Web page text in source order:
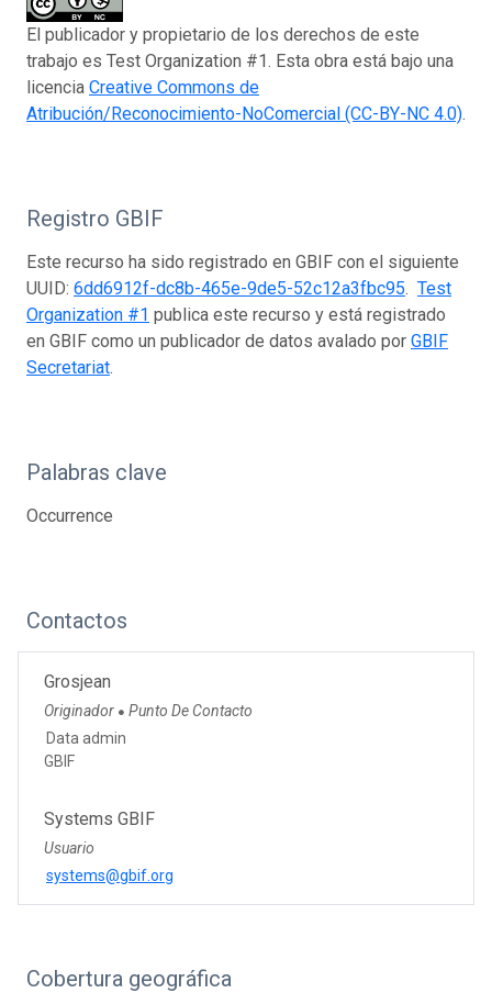
El publicador y propietario de los derechos de este
trabajo es Test Organization #1. Esta obra está bajo una
licencia Creative Commons de
Atribución/Reconocimiento-NoComercial (CC-BY-NC 4.0).
Registro GBIF
Este recurso ha sido registrado en GBIF con el siguiente
UUID: 6dd6912f-dc8b-465e-9de5-52c12a3fbc95. Test
Organization #1 publica este recurso y está registrado
en GBIF como un publicador de datos avalado por GBIF
Secretariat.
Palabras clave
Occurrence
Contactos
Grosjean
Originador ● Punto De Contacto
Data admin
GBIF
Systems GBIF
Usuario
systems@gbif.org
Cobertura geográfica